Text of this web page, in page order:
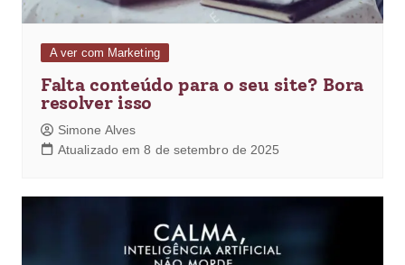
A ver com Marketing
Falta conteúdo para o seu site? Bora
resolver isso
Simone Alves
Atualizado em 8 de setembro de 2025